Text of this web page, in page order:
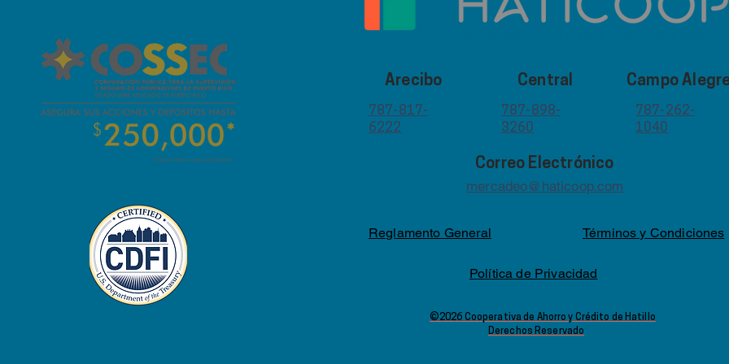
Arecibo
787-817-
6222
Central
787-898-
3260
Campo
787-262-
1040
Correo Electrónico
mercadeo@haticoop.com
Reglamento General Términos y Condiciones
Política de Privacidad
©2026 Cooperativa de Ahorro y Crédito de Hatillo
Derechos Reservado